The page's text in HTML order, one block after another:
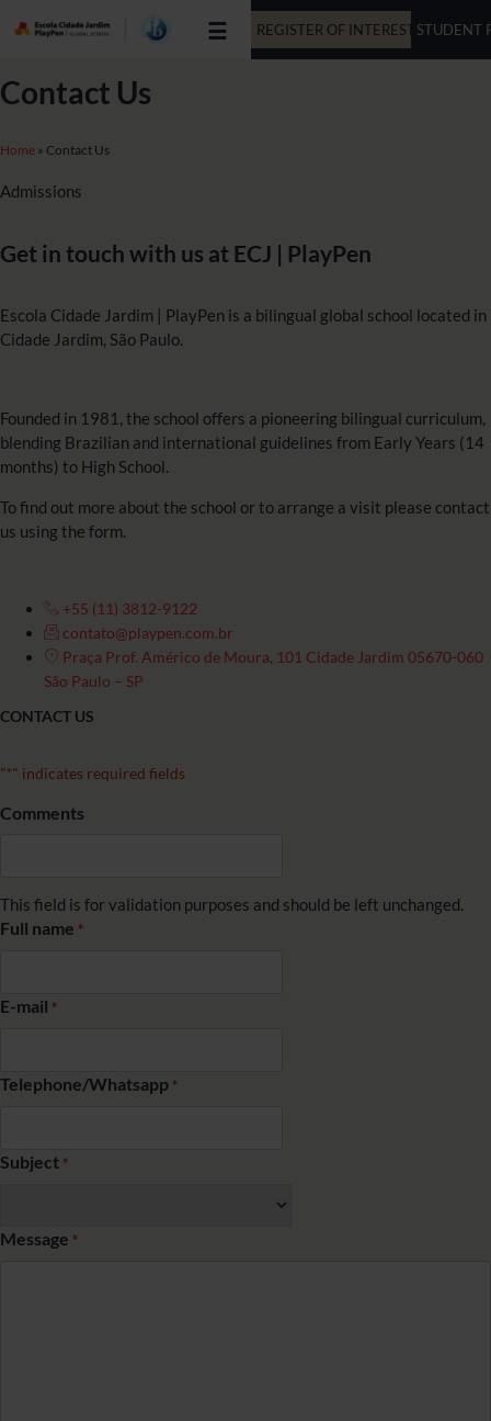
≡ REGISTER OF INTEREST VIRTUAL
STUDENT
Contact Us
Home » Contact Us
Admissions
Get in touch with us at ECJ | PlayPen
Escola Cidade Jardim | PlayPen is a bilingual global school located in
Cidade Jardim, São Paulo.
Founded in 1981, the school offers a pioneering bilingual curriculum,
blending Brazilian and international guidelines from Early Years (14
months) to High School.
To find out more about the school or to arrange a visit please contact
us using the form.
+55 (11) 3812-9122
contato@playpen.com.br
Praça Prof. Américo de Moura, 101 Cidade Jardim 05670-060
São Paulo – SP
CONTACT US
"*" indicates required fields
Comments
This field is for validation purposes and should be left unchanged.
Full name *
E-mail *
Telephone/Whatsapp *
Subject *
Message *